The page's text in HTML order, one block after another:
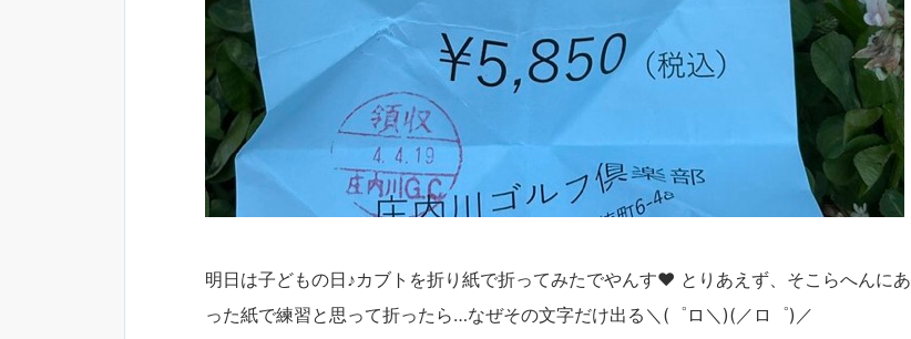
明日は子どもの日♪カブトを折り紙で折ってみたでやんす❤️ とりあえず、そこらへんにあ
った紙で練習と思って折ったら…なぜその文字だけ出る＼(゜ロ＼)(／ロ゜)／